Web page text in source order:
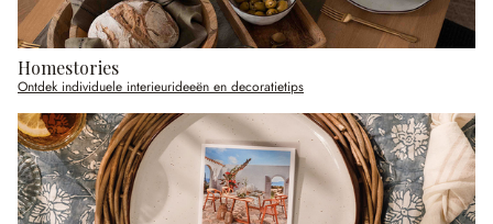
Homestories
Ontdek individuele interieurideeën en decoratietips